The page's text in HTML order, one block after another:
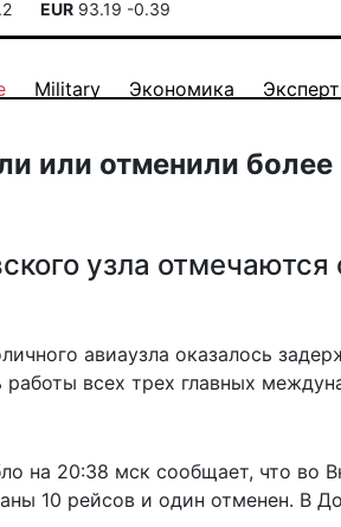
EUR 93.19 -0.39
Military Экономика
или отменили
узла
авиаузла оказалось
всех трех главных
на 20:38 мск сообщает, что во
10 рейсов и один отменен. В